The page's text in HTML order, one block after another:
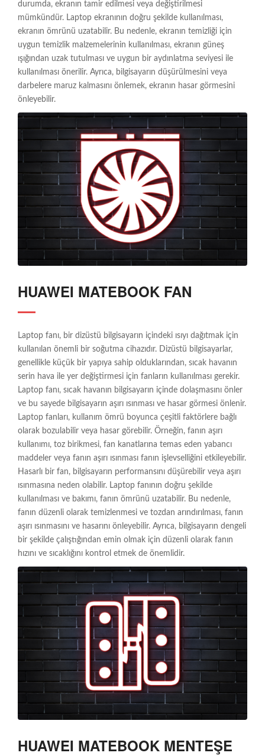
durumda, ekranın tamir edilmesi veya değiştirilmesi
mümkündür. Laptop ekranının doğru şekilde kullanılması,
ekranın ömrünü uzatabilir. Bu nedenle, ekranın temizliği için
uygun temizlik malzemelerinin kullanılması, ekranın güneş
ışığından uzak tutulması ve uygun bir aydınlatma seviyesi ile
kullanılması önerilir. Ayrıca, bilgisayarın düşürülmesini veya
darbelere maruz kalmasını önlemek, ekranın hasar görmesini
önleyebilir.
HUAWEI MATEBOOK FAN
Laptop fanı, bir dizüstü bilgisayarın içindeki ısıyı dağıtmak için
kullanılan önemli bir soğutma cihazıdır. Dizüstü bilgisayarlar,
genellikle küçük bir yapıya sahip olduklarından, sıcak havanın
serin hava ile yer değiştirmesi için fanların kullanılması gerekir.
Laptop fanı, sıcak havanın bilgisayarın içinde dolaşmasını önler
ve bu sayede bilgisayarın aşırı ısınması ve hasar görmesi önlenir.
Laptop fanları, kullanım ömrü boyunca çeşitli faktörlere bağlı
olarak bozulabilir veya hasar görebilir. Örneğin, fanın aşırı
kullanımı, toz birikmesi, fan kanatlarına temas eden yabancı
maddeler veya fanın aşırı ısınması fanın işlevselliğini etkileyebilir.
Hasarlı bir fan, bilgisayarın performansını düşürebilir veya aşırı
ısınmasına neden olabilir. Laptop fanının doğru şekilde
kullanılması ve bakımı, fanın ömrünü uzatabilir. Bu nedenle,
fanın düzenli olarak temizlenmesi ve tozdan arındırılması, fanın
aşırı ısınmasını ve hasarını önleyebilir. Ayrıca, bilgisayarın dengeli
bir şekilde çalıştığından emin olmak için düzenli olarak fanın
hızını ve sıcaklığını kontrol etmek de önemlidir.
HUAWEI MATEBOOK MENTEŞE